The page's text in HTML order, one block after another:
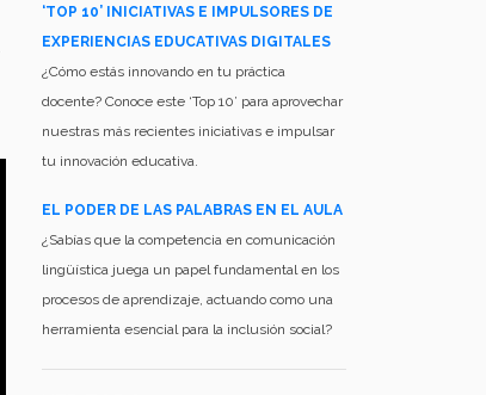
‘TOP 10’ INICIATIVAS E IMPULSORES DE
EXPERIENCIAS EDUCATIVAS DIGITALES
¿Cómo estás innovando en tu práctica
docente? Conoce este ‘Top 10’ para aprovechar
nuestras más recientes iniciativas e impulsar
tu innovación educativa.
EL PODER DE LAS PALABRAS EN EL AULA
¿Sabías que la competencia en comunicación
lingüística juega un papel fundamental en los
procesos de aprendizaje, actuando como una
herramienta esencial para la inclusión social?